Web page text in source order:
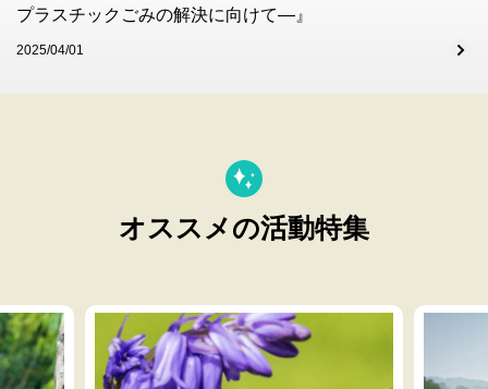
プラスチックごみの解決に向けて―』
2025/04/01
オススメの活動特集